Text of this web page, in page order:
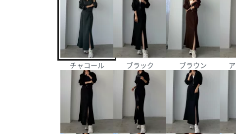
チャコール ブラック ブラウン